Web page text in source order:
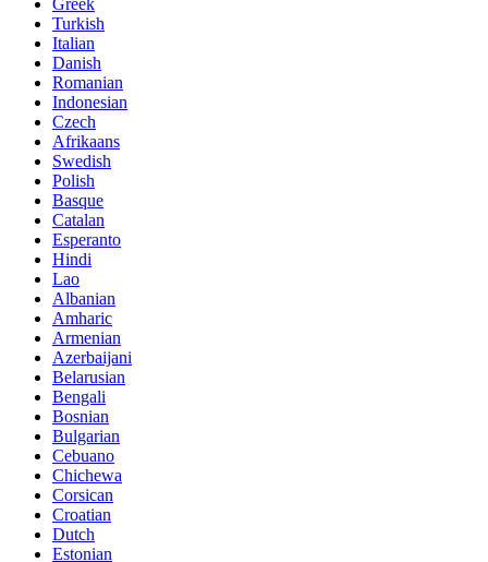
Turkish
Italian
Danish
Romanian
Indonesian
Czech
Afrikaans
Swedish
Polish
Basque
Catalan
Esperanto
Hindi
Lao
Albanian
Amharic
Armenian
Azerbaijani
Belarusian
Bengali
Bosnian
Bulgarian
Cebuano
Chichewa
Corsican
Croatian
Dutch
Estonian